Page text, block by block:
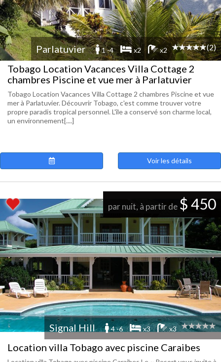
Parlatuvier 1 -4 x2 x2 (2)
Tobago Location Vacances Villa Cottage 2
chambres Piscine et vue mer à Parlatuvier
Tobago Location Vacances Villa Cottage 2 chambres Piscine et vue
mer à Parlatuvier. Découvrir Tobago, c'est comme trouver votre
propre paradis tropical personnel. L'île a conservé son charme local,
un environnement[....]
Voir les détails
par nuit, à partir de $ 450
Signal Hill 4 -6 x3 x3
Location villa Tobago avec piscine Caraibes